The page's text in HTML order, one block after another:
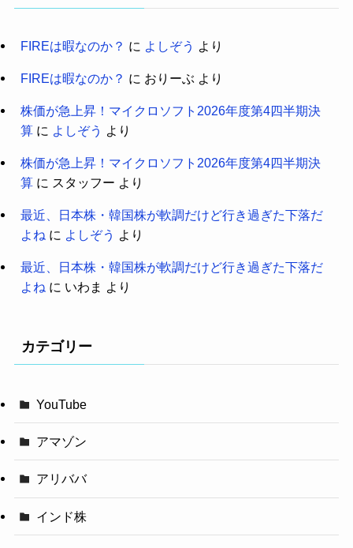
FIREは暇なのか？ に よしぞう より
FIREは暇なのか？ に おりーぶ より
株価が急上昇！マイクロソフト2026年度第4四半期決
算に よしぞう より
株価が急上昇！マイクロソフト2026年度第4四半期決
算に スタッフー より
最近、日本株・韓国株が軟調だけど行き過ぎた下落だ
よね に よしぞう より
最近、日本株・韓国株が軟調だけど行き過ぎた下落だ
よね に いわま より
カテゴリー
YouTube
アマゾン
アリババ
インド株